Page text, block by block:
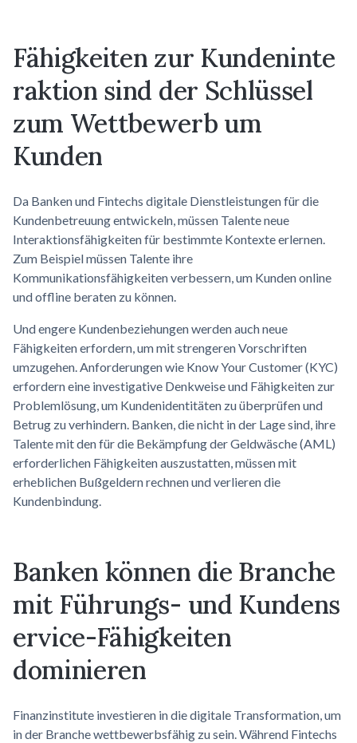
Fähigkeiten zur Kundeninte
raktion sind der Schlüssel
zum Wettbewerb um
Kunden
Da Banken und Fintechs digitale Dienstleistungen für die
Kundenbetreuung entwickeln, müssen Talente neue
Interaktionsfähigkeiten für bestimmte Kontexte erlernen.
Zum Beispiel müssen Talente ihre
Kommunikationsfähigkeiten verbessern, um Kunden online
und offline beraten zu können.
Und engere Kundenbeziehungen werden auch neue
Fähigkeiten erfordern, um mit strengeren Vorschriften
umzugehen. Anforderungen wie Know Your Customer (KYC)
erfordern eine investigative Denkweise und Fähigkeiten zur
Problemlösung, um Kundenidentitäten zu überprüfen und
Betrug zu verhindern. Banken, die nicht in der Lage sind, ihre
Talente mit den für die Bekämpfung der Geldwäsche (AML)
erforderlichen Fähigkeiten auszustatten, müssen mit
erheblichen Bußgeldern rechnen und verlieren die
Kundenbindung.
Banken können die Branche
mit Führungs- und Kundens
ervice-Fähigkeiten
dominieren
Finanzinstitute investieren in die digitale Transformation, um
in der Branche wettbewerbsfähig zu sein. Während Fintechs